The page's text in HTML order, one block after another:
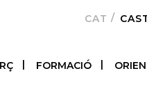
CATALÀ
FORMACIÓ